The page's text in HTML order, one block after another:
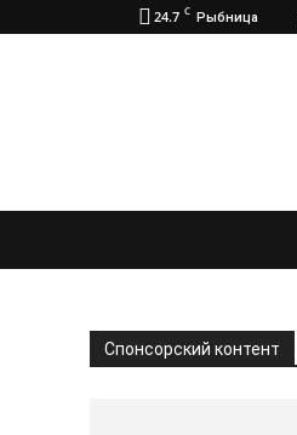
24.7 C Рыбница
Спонсорский контент